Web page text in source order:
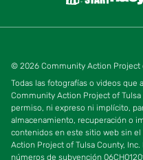
© 2026 Community Action Project
Todas las fotografías o videos que
Community Action Project of
permiso, ni expreso ni implícito,
almacenamiento, recuperación o
contenidos en este sitio web sin
Action Project of Tulsa County,
números de subvención